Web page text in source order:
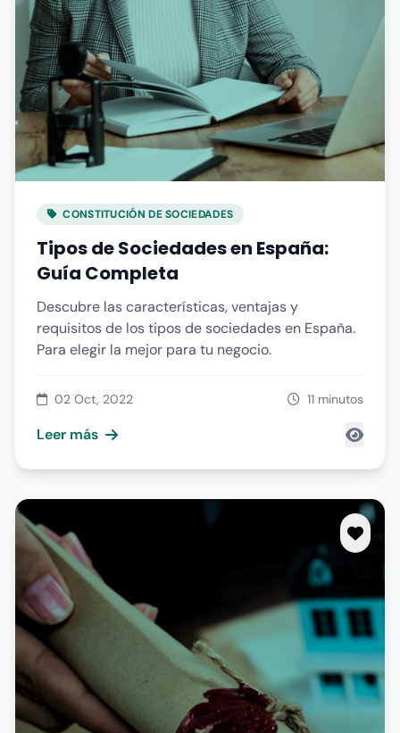
CONSTITUCIÓN DE SOCIEDADES
Tipos de Sociedades en España:
Guía Completa
Descubre las características, ventajas y
requisitos de los tipos de sociedades en España.
Para elegir la mejor para tu negocio.
02 Oct, 2022 11 minutos
Leer más